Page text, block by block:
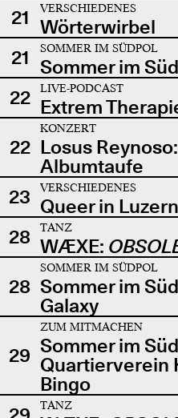
21
VERSCHIEDENES
Wörterwirbel
21
SOMMER IM SÜDPOL
Sommer im
22
LIVE-PODCAST
Extrem
22
KONZERT
Losus Reynoso:
Albumtaufe
23
VERSCHIEDENES
Queer in Luzern
28
TANZ
WÆXE:
28
SOMMER IM SÜDPOL
Sommer im
Galaxy
29
ZUM MITMACHEN
Sommer im
Quartierverein
Bingo
TANZ